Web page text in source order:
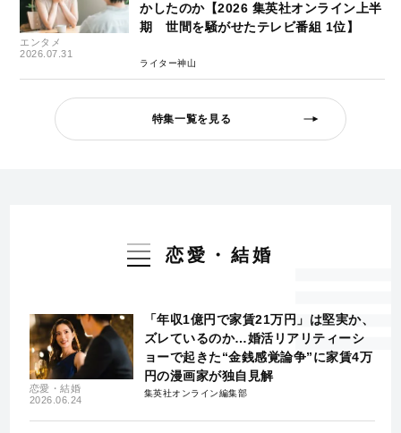
エンタメ
2026.07.31
かしたのか【2026 集英社オンライン上半
期 世間を騒がせたテレビ番組 1位】
ライター神山
特集一覧を見る
恋愛・結婚
恋愛・結婚
2026.06.24
「年収1億円で家賃21万円」は堅実か、
ズレているのか…婚活リアリティーシ
ョーで起きた“金銭感覚論争”に家賃4万
円の漫画家が独自見解
集英社オンライン編集部